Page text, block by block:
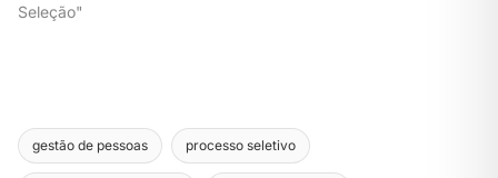
Seleção"
gestão de pessoas processo seletivo